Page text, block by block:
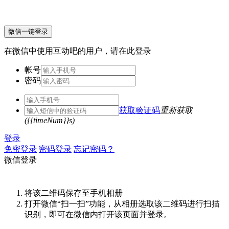
微信一键登录
在微信中使用互动吧的用户，请在此登录
帐号
密码
获取验证码重新获取
({{timeNum}}s)
登录
免密登录 密码登录 忘记密码？
微信登录
将该二维码保存至手机相册
打开微信“扫一扫”功能，从相册选取该二维码进行扫描
识别，即可在微信内打开该页面并登录。